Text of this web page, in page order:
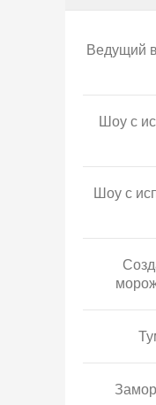
Ведущий
Шоу с
Шоу с